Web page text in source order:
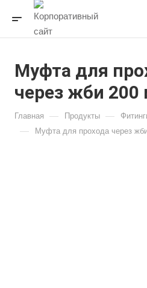
Муфта для
через жби
Главная — Продукты —
— Муфта для прохода через